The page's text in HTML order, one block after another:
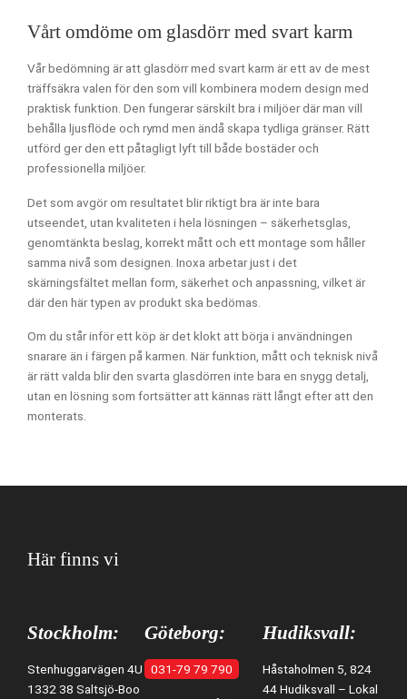
Vårt omdöme om glasdörr med svart karm
Vår bedömning är att glasdörr med svart karm är ett av de mest
träffsäkra valen för den som vill kombinera modern design med
praktisk funktion. Den fungerar särskilt bra i miljöer där man vill
behålla ljusflöde och rymd men ändå skapa tydliga gränser. Rätt
utförd ger den ett påtagligt lyft till både bostäder och
professionella miljöer.
Det som avgör om resultatet blir riktigt bra är inte bara
utseendet, utan kvaliteten i hela lösningen – säkerhetsglas,
genomtänkta beslag, korrekt mått och ett montage som håller
samma nivå som designen. Inoxa arbetar just i det
skärningsfältet mellan form, säkerhet och anpassning, vilket är
där den här typen av produkt ska bedömas.
Om du står inför ett köp är det klokt att börja i användningen
snarare än i färgen på karmen. När funktion, mått och teknisk nivå
är rätt valda blir den svarta glasdörren inte bara en snygg detalj,
utan en lösning som fortsätter att kännas rätt långt efter att den
monterats.
Här finns vi
Stockholm:
Stenhuggarvägen 4U
1332 38 Saltsjö-Boo
Göteborg:
031-79 79 790
Hudiksvall:
Håstaholmen 5, 824
44 Hudiksvall – Lokal